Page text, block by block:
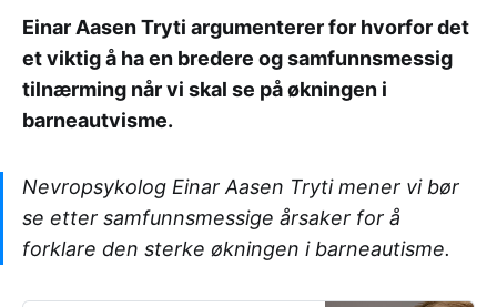
Einar Aasen Tryti argumenterer for hvorfor det
et viktig å ha en bredere og samfunnsmessig
tilnærming når vi skal se på økningen i
barneautvisme.
Nevropsykolog Einar Aasen Tryti mener vi bør
se etter samfunnsmessige årsaker for å
forklare den sterke økningen i barneautisme.